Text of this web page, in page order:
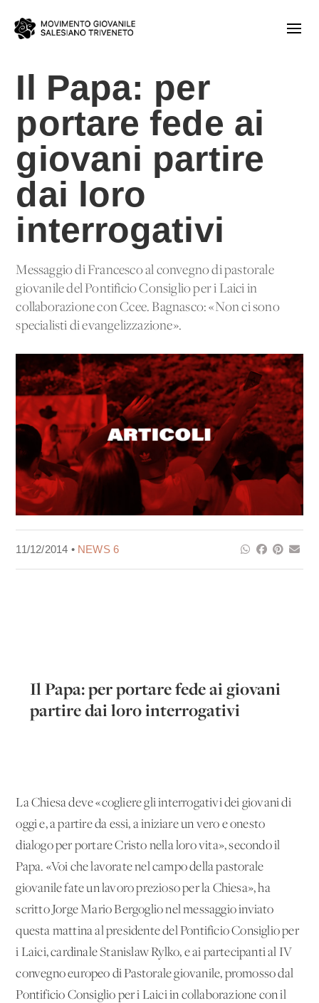
Il Papa: per
portare fede ai
giovani partire
dai loro
interrogativi
Messaggio di Francesco al convegno di pastorale
giovanile del Pontificio Consiglio per i Laici in
collaborazione con Ccee. Bagnasco: «Non ci sono
specialisti di evangelizzazione».
11/12/2014 • NEWS 6
Il Papa: per portare fede ai giovani
partire dai loro interrogativi
La Chiesa deve «cogliere gli interrogativi dei giovani di
oggi e, a partire da essi, a iniziare un vero e onesto
dialogo per portare Cristo nella loro vita», secondo il
Papa. «Voi che lavorate nel campo della pastorale
giovanile fate un lavoro prezioso per la Chiesa», ha
scritto Jorge Mario Bergoglio nel messaggio inviato
questa mattina al presidente del Pontificio Consiglio per
i Laici, cardinale Stanislaw Rylko, e ai partecipanti al IV
convegno europeo di Pastorale giovanile, promosso dal
Pontificio Consiglio per i Laici in collaborazione con il